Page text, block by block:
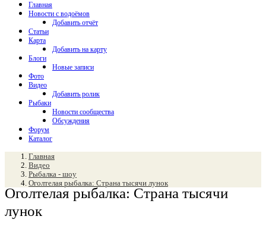
Главная
Новости с водоёмов
Добавить отчёт
Статьи
Карта
Добавить на карту
Блоги
Новые записи
Фото
Видео
Добавить ролик
Рыбаки
Новости сообщества
Обсуждения
Форум
Каталог
Главная
Видео
Рыбалка - шоу
Оголтелая рыбалка: Страна тысячи лунок
Оголтелая рыбалка: Страна тысячи
лунок